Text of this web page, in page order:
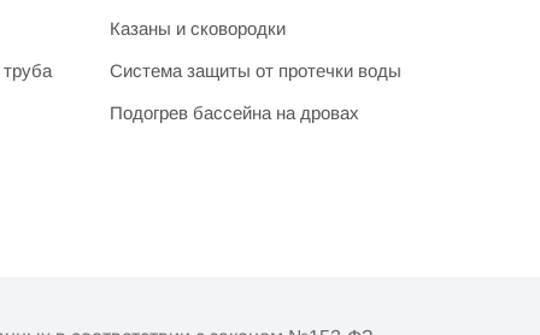
Казаны и сковородки
Система защиты от протечки воды
Подогрев бассейна на дровах